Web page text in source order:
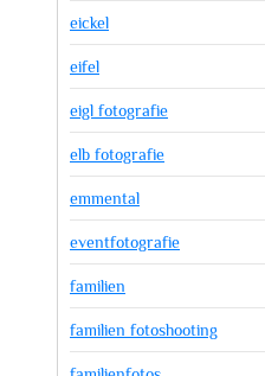
eickel
eifel
eigl fotografie
elb fotografie
emmental
eventfotografie
familien
familien fotoshooting